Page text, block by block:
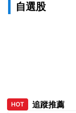
自選股
HOT
追蹤推薦